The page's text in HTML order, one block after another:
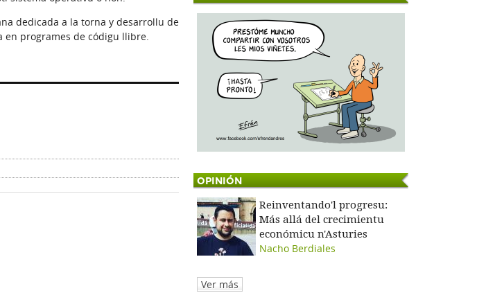
dedicada a la torna y desarrollu de
programes de códigu llibre.
OPINIÓN
Reinventando'l progresu:
Más allá del crecimientu
económicu n'Asturies
Nacho Berdiales
Ver más